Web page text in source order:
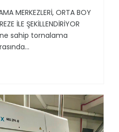
MERKEZLERİ, ORTA BOY
İLE ŞEKİLLENDİRİYOR
sahip tornalama